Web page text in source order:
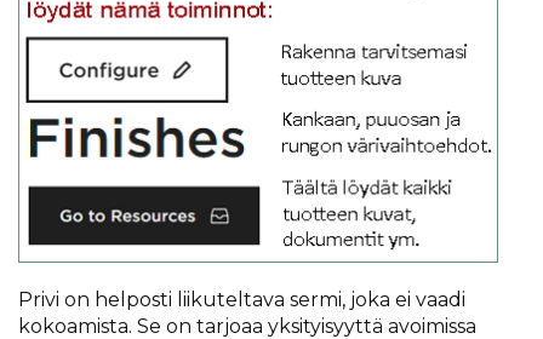
Privi on helposti liikuteltava sermi, joka ei vaadi
kokoamista. Se on tarjoaa yksityisyyttä avoimissa